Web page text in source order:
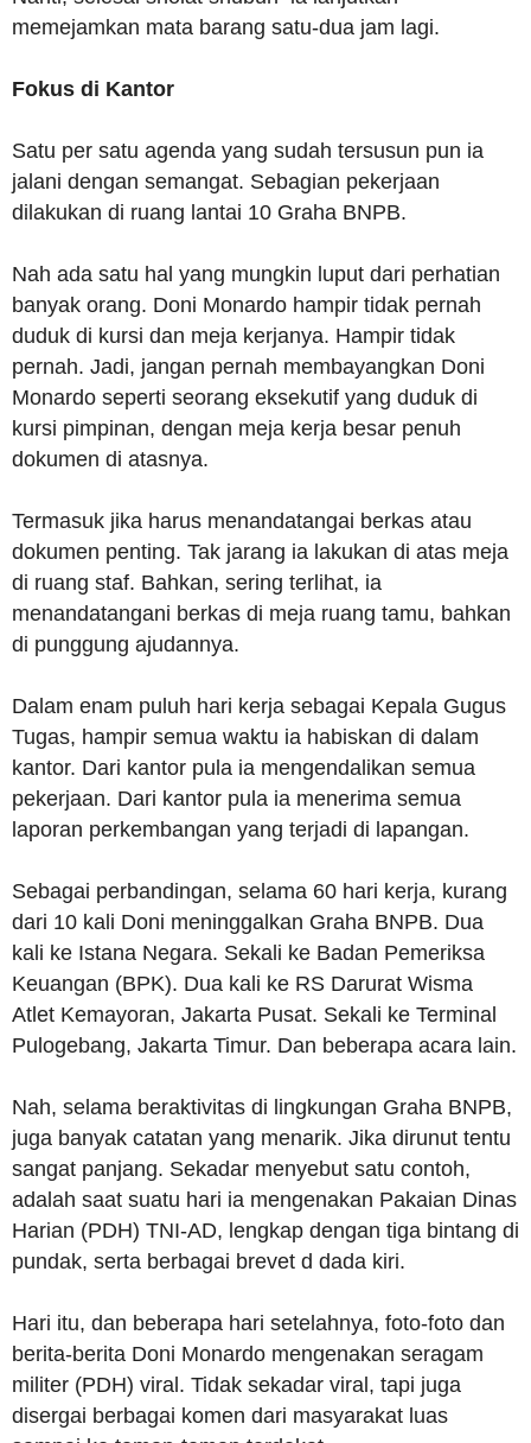
memejamkan mata barang satu-dua jam lagi.
Fokus di Kantor
Satu per satu agenda yang sudah tersusun pun ia
jalani dengan semangat. Sebagian pekerjaan
dilakukan di ruang lantai 10 Graha BNPB.
Nah ada satu hal yang mungkin luput dari perhatian
banyak orang. Doni Monardo hampir tidak pernah
duduk di kursi dan meja kerjanya. Hampir tidak
pernah. Jadi, jangan pernah membayangkan Doni
Monardo seperti seorang eksekutif yang duduk di
kursi pimpinan, dengan meja kerja besar penuh
dokumen di atasnya.
Termasuk jika harus menandatangai berkas atau
dokumen penting. Tak jarang ia lakukan di atas meja
di ruang staf. Bahkan, sering terlihat, ia
menandatangani berkas di meja ruang tamu, bahkan
di punggung ajudannya.
Dalam enam puluh hari kerja sebagai Kepala Gugus
Tugas, hampir semua waktu ia habiskan di dalam
kantor. Dari kantor pula ia mengendalikan semua
pekerjaan. Dari kantor pula ia menerima semua
laporan perkembangan yang terjadi di lapangan.
Sebagai perbandingan, selama 60 hari kerja, kurang
dari 10 kali Doni meninggalkan Graha BNPB. Dua
kali ke Istana Negara. Sekali ke Badan Pemeriksa
Keuangan (BPK). Dua kali ke RS Darurat Wisma
Atlet Kemayoran, Jakarta Pusat. Sekali ke Terminal
Pulogebang, Jakarta Timur. Dan beberapa acara lain.
Nah, selama beraktivitas di lingkungan Graha BNPB,
juga banyak catatan yang menarik. Jika dirunut tentu
sangat panjang. Sekadar menyebut satu contoh,
adalah saat suatu hari ia mengenakan Pakaian Dinas
Harian (PDH) TNI-AD, lengkap dengan tiga bintang di
pundak, serta berbagai brevet d dada kiri.
Hari itu, dan beberapa hari setelahnya, foto-foto dan
berita-berita Doni Monardo mengenakan seragam
militer (PDH) viral. Tidak sekadar viral, tapi juga
disergai berbagai komen dari masyarakat luas